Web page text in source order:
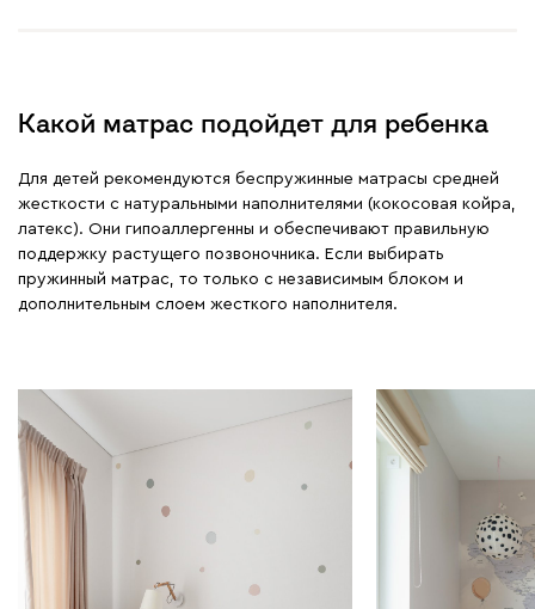
Какой матрас подойдет для ребенка
Для детей рекомендуются беспружинные матрасы средней
жесткости с натуральными наполнителями (кокосовая койра,
латекс). Они гипоаллергенны и обеспечивают правильную
поддержку растущего позвоночника. Если выбирать
пружинный матрас, то только с независимым блоком и
дополнительным слоем жесткого наполнителя.